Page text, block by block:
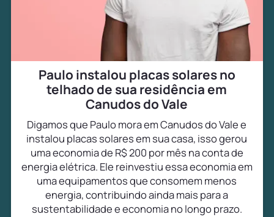
Paulo instalou placas solares no
telhado de sua residência em
Canudos do Vale
Digamos que Paulo mora em Canudos do Vale e
instalou placas solares em sua casa, isso gerou
uma economia de R$ 200 por mês na conta de
energia elétrica. Ele reinvestiu essa economia em
uma equipamentos que consomem menos
energia, contribuindo ainda mais para a
sustentabilidade e economia no longo prazo.